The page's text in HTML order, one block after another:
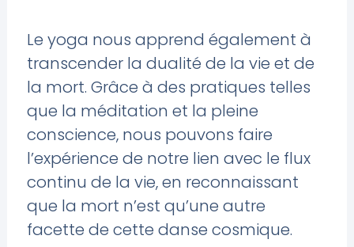
Le yoga nous apprend également à
transcender la dualité de la vie et de
la mort. Grâce à des pratiques telles
que la méditation et la pleine
conscience, nous pouvons faire
l’expérience de notre lien avec le flux
continu de la vie, en reconnaissant
que la mort n’est qu’une autre
facette de cette danse cosmique.